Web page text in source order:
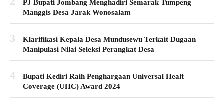
PJ Bupati Jombang Menghadiri Semarak Tumpeng
Manggis Desa Jarak Wonosalam
3
Klarifikasi Kepala Desa Mundusewu Terkait Dugaan
Manipulasi Nilai Seleksi Perangkat Desa
4
Bupati Kediri Raih Penghargaan Universal Healt
Coverage (UHC) Award 2024